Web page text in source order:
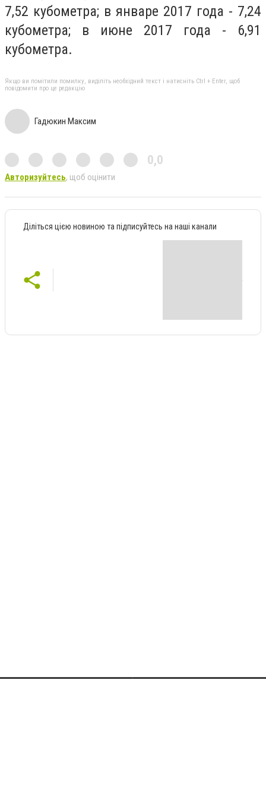
7,52 кубометра; в январе 2017 года - 7,24
кубометра; в июне 2017 года - 6,91
кубометра.
Якщо ви помітили помилку, виділіть необхідний текст і натисніть Ctrl + Enter, щоб
повідомити про це редакцію
Гадюкин Максим
0,0
Авторизуйтесь, щоб оцінити
Діліться цією новиною та підписуйтесь на наші канали